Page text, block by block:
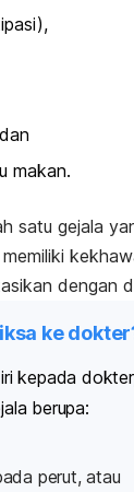
makan.
satu gejala
dengan
ke
kepada
berupa:
perut, atau